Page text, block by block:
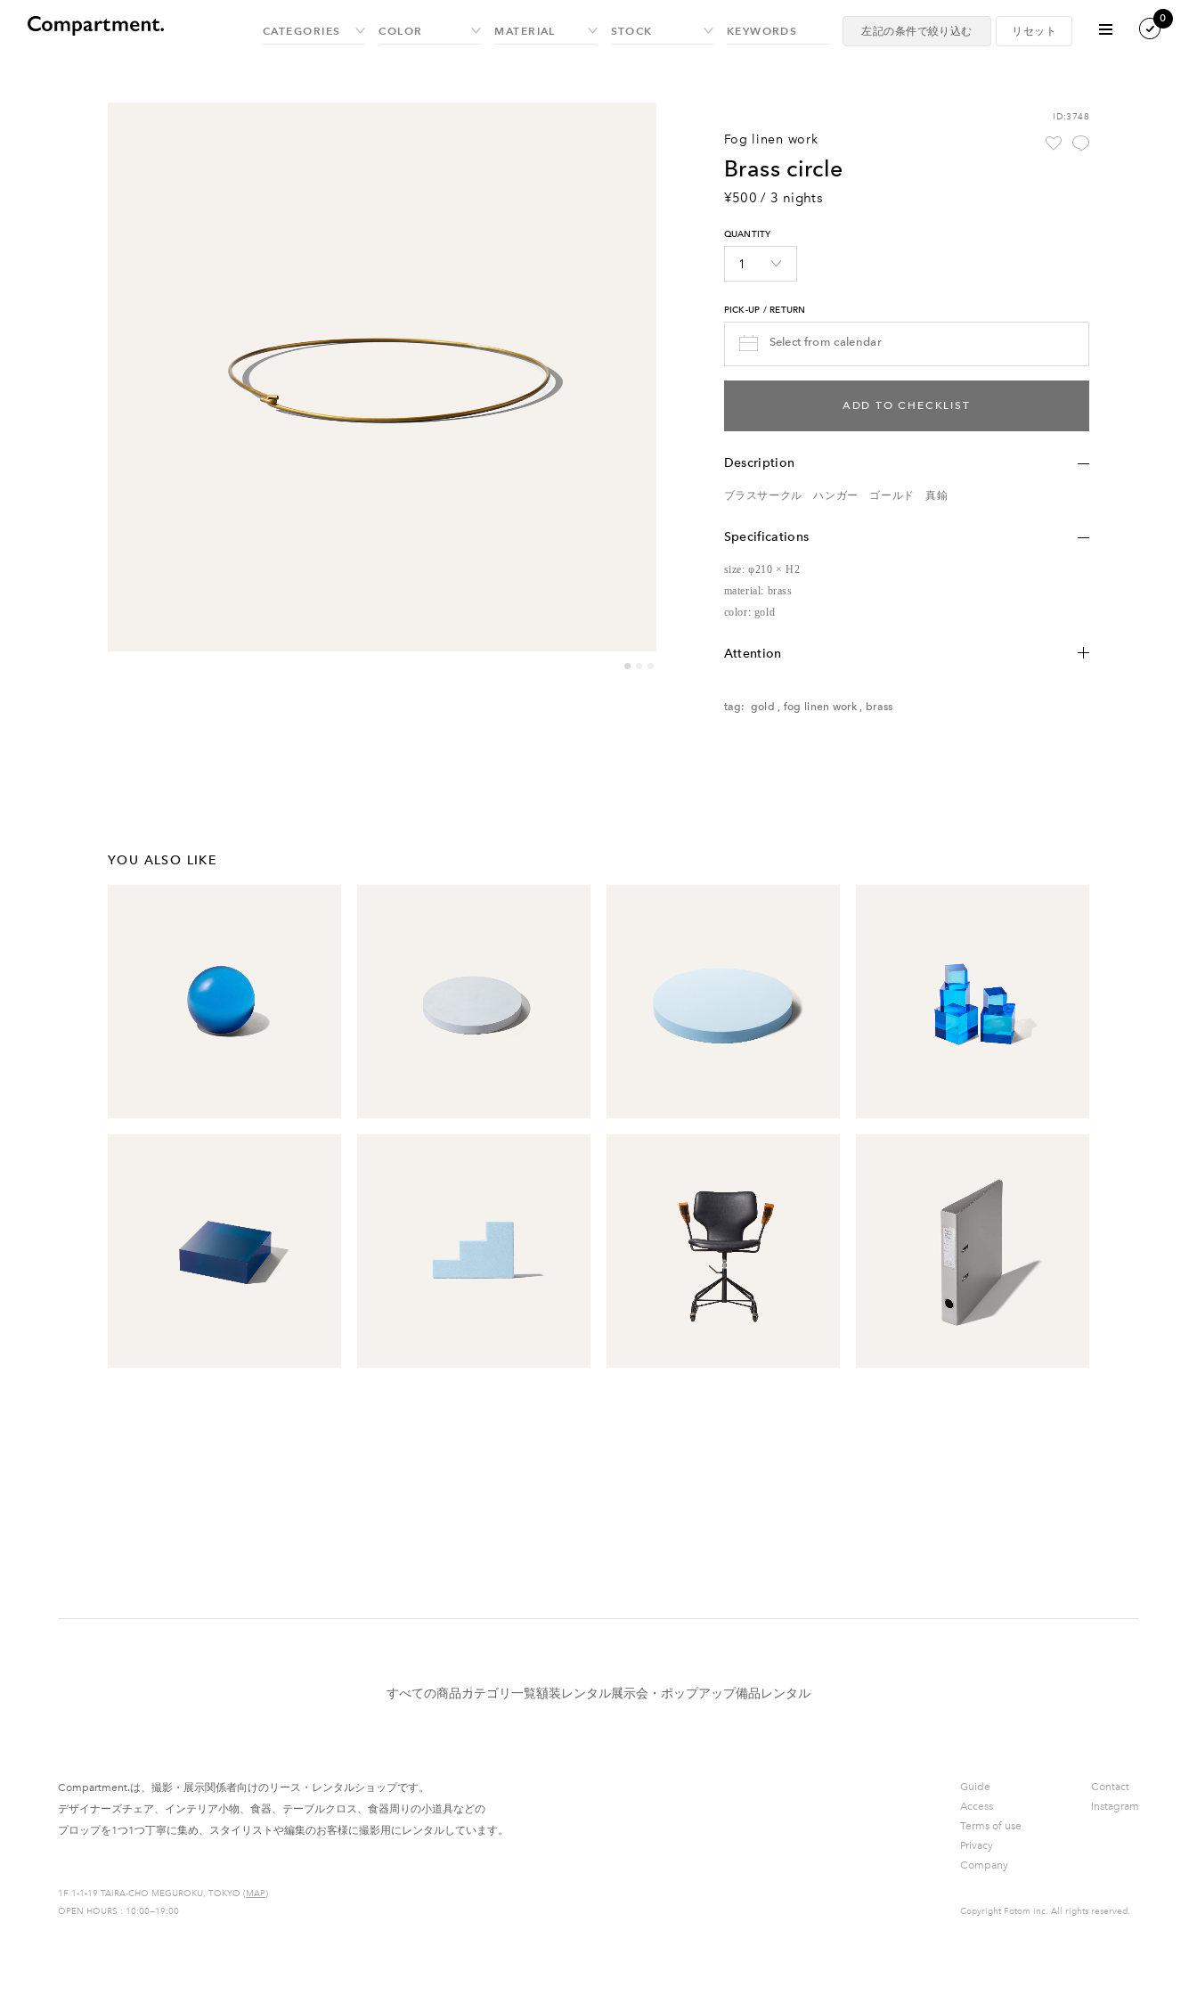
0
ID:3748
fog linen work
brass circle
¥500 / 3 nights
QUANTITY
PICK-UP / RETURN
ADD TO CHECKLIST
Description
ブラスサークル ハンガー ゴールド 真鍮
Specifications
size: φ210 × H2
material: brass
color: gold
Attention
ご了承ください。
tag: gold , fog linen work , brass
YOU ALSO LIKE
すべての商品カテゴリ一覧額装レンタル展示会・ポップアップ備品レンタル
Compartment.は、撮影・展示関係者向けのリース・レンタルショップです。
デザイナーズチェア、インテリア小物、食器、テーブルクロス、食器周りの小道具などの
プロップを1つ1つ丁寧に集め、スタイリストや編集のお客様に撮影用にレンタルしています。
1F 1-1-19 TAIRA-CHO MEGUROKU, TOKYO (MAP)
OPEN HOURS : 10:00—19:00
Guide
Access
Terms of use
Privacy
Company
Contact
Instagram
Copyright Fotom inc. All rights reserved.